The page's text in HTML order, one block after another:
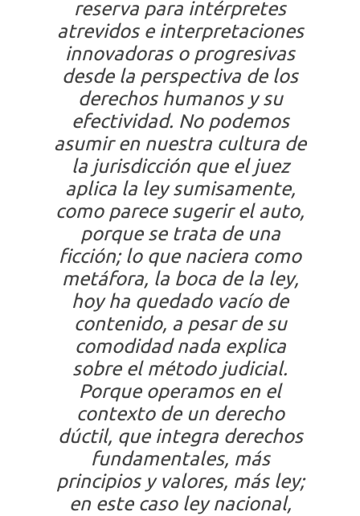
reserva para intérpretes
atrevidos e interpretaciones
innovadoras o progresivas
desde la perspectiva de los
derechos humanos y su
efectividad. No podemos
asumir en nuestra cultura de
la jurisdicción que el juez
aplica la ley sumisamente,
como parece sugerir el auto,
porque se trata de una
ficción; lo que naciera como
metáfora, la boca de la ley,
hoy ha quedado vacío de
contenido, a pesar de su
comodidad nada explica
sobre el método judicial.
Porque operamos en el
contexto de un derecho
dúctil, que integra derechos
fundamentales, más
principios y valores, más ley;
en este caso ley nacional,